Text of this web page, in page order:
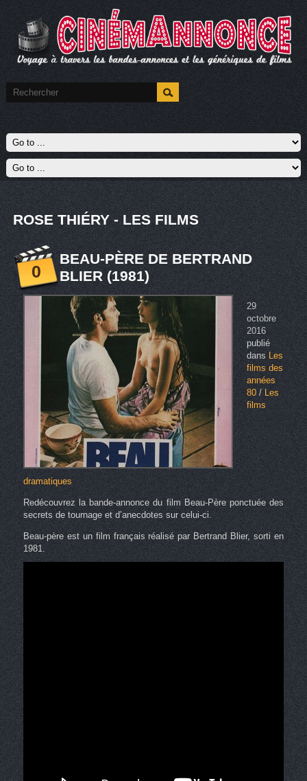
ROSE THIÉRY - LES FILMS
0
BEAU-PÈRE DE BERTRAND
BLIER (1981)
29
octobre
2016
publié
dansLes
films des
années
80/ Les
films
dramatiques
Redécouvrez la bande-annonce du film Beau-Père ponctuée des
secrets de tournage et d’anecdotes sur celui-ci.
Beau-père est un film français réalisé par Bertrand Blier, sorti en
1981.